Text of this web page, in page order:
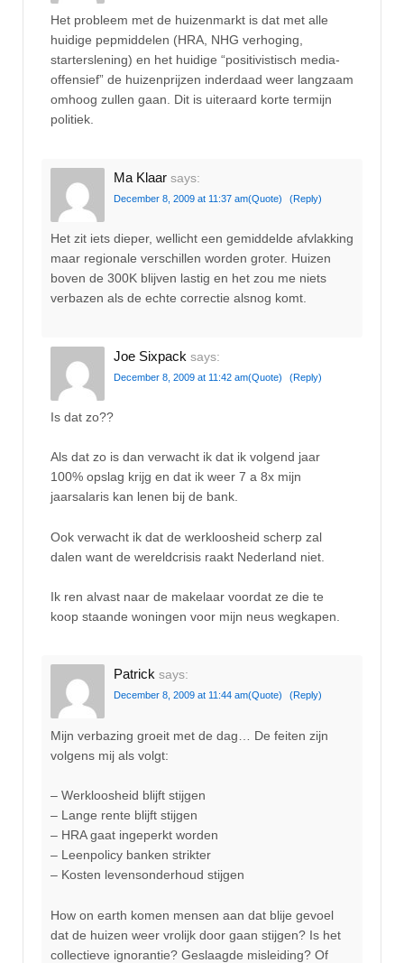
Het probleem met de huizenmarkt is dat met alle
huidige pepmiddelen (HRA, NHG verhoging,
starterslening) en het huidige “positivistisch media-
offensief” de huizenprijzen inderdaad weer langzaam
omhoog zullen gaan. Dit is uiteraard korte termijn
politiek.
Ma Klaar says:
December 8, 2009 at 11:37 am(Quote) (Reply)
Het zit iets dieper, wellicht een gemiddelde afvlakking
maar regionale verschillen worden groter. Huizen
boven de 300K blijven lastig en het zou me niets
verbazen als de echte correctie alsnog komt.
Joe Sixpack says:
December 8, 2009 at 11:42 am(Quote) (Reply)
Is dat zo??
Als dat zo is dan verwacht ik dat ik volgend jaar
100% opslag krijg en dat ik weer 7 a 8x mijn
jaarsalaris kan lenen bij de bank.
Ook verwacht ik dat de werkloosheid scherp zal
dalen want de wereldcrisis raakt Nederland niet.
Ik ren alvast naar de makelaar voordat ze die te
koop staande woningen voor mijn neus wegkapen.
Patrick says:
December 8, 2009 at 11:44 am(Quote) (Reply)
Mijn verbazing groeit met de dag… De feiten zijn
volgens mij als volgt:
– Werkloosheid blijft stijgen
– Lange rente blijft stijgen
– HRA gaat ingeperkt worden
– Leenpolicy banken strikter
– Kosten levensonderhoud stijgen
How on earth komen mensen aan dat blije gevoel
dat de huizen weer vrolijk door gaan stijgen? Is het
collectieve ignorantie? Geslaagde misleiding? Of